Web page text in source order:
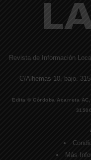
Revista de Información
C/Alhemas 10, bajo.
Edita © Córdoba Acarreta AC,
Más